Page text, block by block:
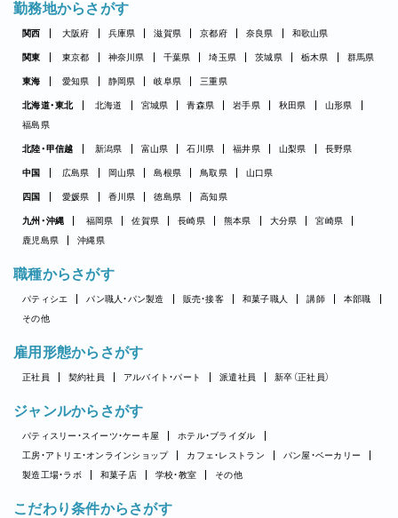
勤務地からさがす
関西 大阪府 兵庫県 滋賀県 京都府 奈良県 和歌山県
関東 東京都 神奈川県 千葉県 埼玉県 茨城県 栃木県 群馬県
東海 愛知県 静岡県 岐阜県 三重県
北海道・東北 北海道 宮城県 青森県 岩手県 秋田県
山形県
福島県
北陸・甲信越 新潟県 富山県 石川県 福井県 山梨県 長野県
中国 広島県 岡山県 島根県 鳥取県 山口県
四国 愛媛県 香川県 徳島県 高知県
九州・沖縄 福岡県 佐賀県 長崎県 熊本県 大分県
宮崎県
鹿児島県
沖縄県
職種からさがす
パティシエ パン職人・パン製造 販売・接客 和菓子職人 講師
本部職
その他
雇用形態からさがす
正社員 契約社員 アルバイト・パート 派遣社員 新卒（正社員）
ジャンルからさがす
パティスリー・スイーツ・ケーキ屋
ホテル・ブライダル
工房・アトリエ・オンラインショップ
カフェ・レストラン
パン屋・ベーカリー
製造工場・ラボ
和菓子店 学校・教室 その他
こだわり条件からさがす